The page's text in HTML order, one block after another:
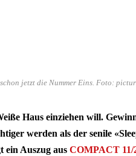
jetzt die Nummer Eins. Foto:
Haus einziehen will.
werden als der senile
ein Auszug aus COMPACT 11/